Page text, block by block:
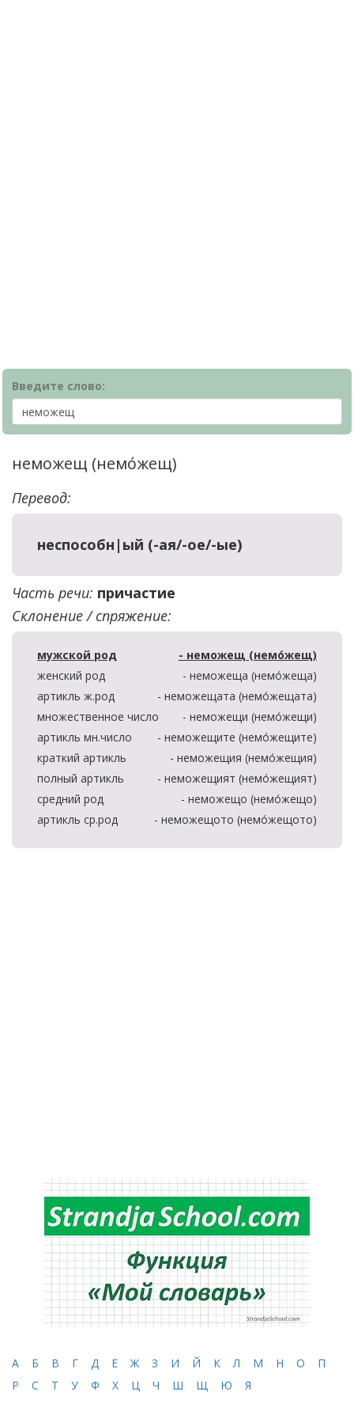
Введите слово:
неможещ (немо́жещ)
Перевод:
неспособн|ый (-ая/-ое/-ые)
Часть речи: причастие
Склонение / спряжение:
мужской род
- неможещ (немо́жещ)
женский род
- неможеща (немо́жеща)
артикль ж.род
- неможещата (немо́жещата)
множественное число
- неможещи (немо́жещи)
артикль мн.число
- неможещите (немо́жещите)
краткий артикль
- неможещия (немо́жещия)
полный артикль
- неможещият (немо́жещият)
средний род
- неможещо (немо́жещо)
артикль ср.род
- неможещото (немо́жещото)
А Б В Г Д Е Ж З И Й К Л М Н О
П
Р
С Т У Ф Х Ц Ч Ш Щ Ю Я